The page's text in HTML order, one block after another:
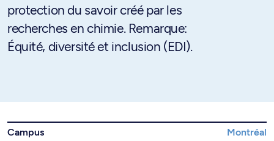
protection du savoir créé par les
recherches en chimie. Remarque:
Équité, diversité et inclusion (EDI).
Campus
Montréal